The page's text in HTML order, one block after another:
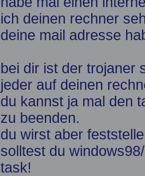
ich deinen rechner
deine mail adresse
bei dir ist der trojaner
jeder auf deinen
du kannst ja mal den
zu beenden.
du wirst aber
solltest du
task!